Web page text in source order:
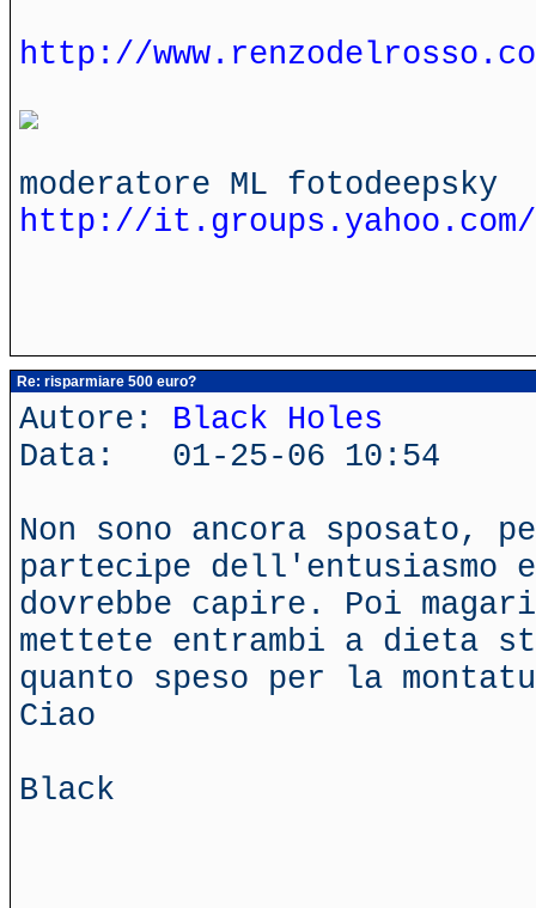
http://
moderatore ML fotodeepsky
http://it.groups.yahoo.com/
Re: risparmiare 500 euro?
Autore: Black Holes
Data: 01-25-06 10:54
Non sono ancora sposato,
partecipe dell'entusiasmo
dovrebbe capire. Poi
mettete entrambi a dieta
quanto speso per la
Ciao
Black